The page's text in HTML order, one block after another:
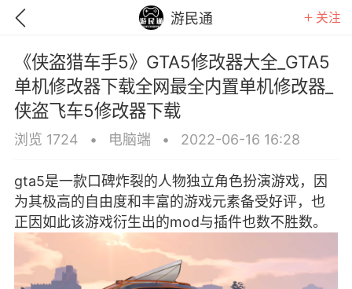
游民通 关注
《侠盗猎车手5》GTA5修改器大全_GTA5
单机修改器下载全网最全内置单机修改器_
侠盗飞车5修改器下载
浏览 1724 • 电脑端 • 2022-06-16 16:28
gta5是一款口碑炸裂的人物独立角色扮演游戏，因
为其极高的自由度和丰富的游戏元素备受好评，也
正因如此该游戏衍生出的mod与插件也数不胜数。